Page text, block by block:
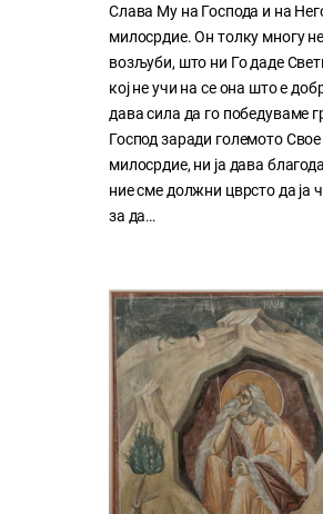
Слава Му на Господа и на
милосрдие. Он толку многу нe
возљуби, што ни Го даде
кој нe учи на сe она што е
дава сила да го победуваме
Господ заради големото Свое
милосрдие, ни ја дава
ние сме должни цврсто да ја
за да…